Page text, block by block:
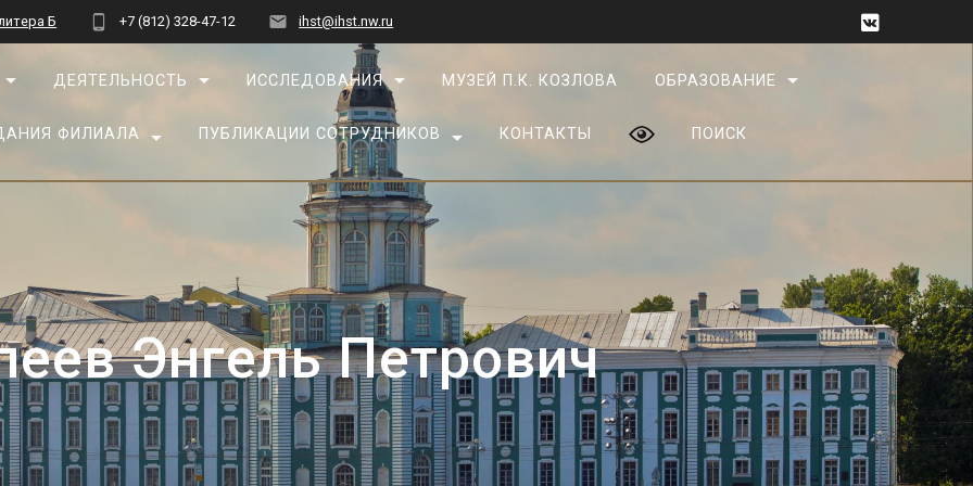
Б +7 (812) 328-47-12 ihst@ihst.nw.ru
ДЕЯТЕЛЬНОСТЬ ИССЛЕДОВАНИЯ МУЗЕЙ П.К. КОЗЛОВА ОБРАЗОВАНИЕ
ФИЛИАЛА ПУБЛИКАЦИИ СОТРУДНИКОВ КОНТАКТЫ ПОИСК
Энгель Петрович